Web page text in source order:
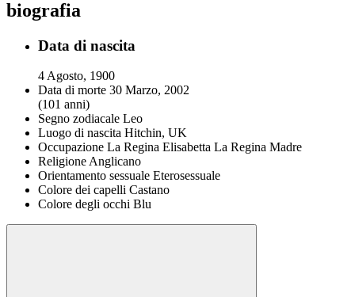
biografia
Data di nascita
4 Agosto, 1900
Data di morte 30 Marzo, 2002
(101 anni)
Segno zodiacale Leo
Luogo di nascita Hitchin, UK
Occupazione La Regina Elisabetta La Regina Madre
ReligioneAnglicano
Orientamento sessuale Eterosessuale
Colore dei capelli Castano
Colore degli occhi Blu